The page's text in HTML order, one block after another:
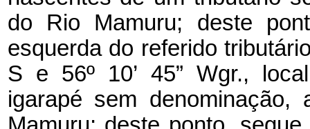
do Rio Mamuru; deste
esquerda do referido
S e 56º 10’ 45” Wgr.,
igarapé sem